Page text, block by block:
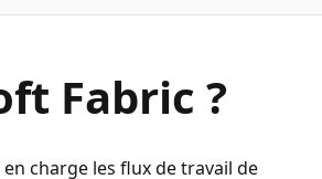
Fabric ?
charge les flux de travail de